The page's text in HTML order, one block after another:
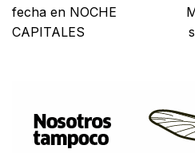
fecha en NOCHE
CAPITALES